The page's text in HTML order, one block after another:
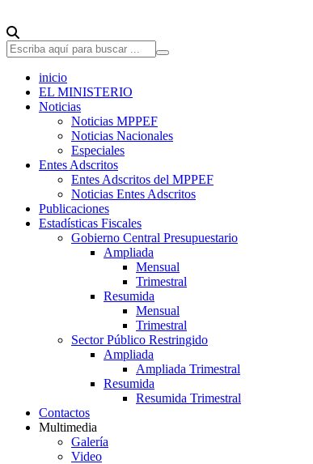
inicio
EL MINISTERIO
Noticias
Noticias MPPEF
Noticias Nacionales
Especiales
Entes Adscritos
Entes Adscritos del MPPEF
Noticias Entes Adscritos
Publicaciones
Estadísticas Fiscales
Gobierno Central Presupuestario
Ampliada
Mensual
Trimestral
Resumida
Mensual
Trimestral
Sector Público Restringido
Ampliada
Ampliada Trimestral
Resumida
Resumida Trimestral
Contactos
Multimedia
Galería
Video